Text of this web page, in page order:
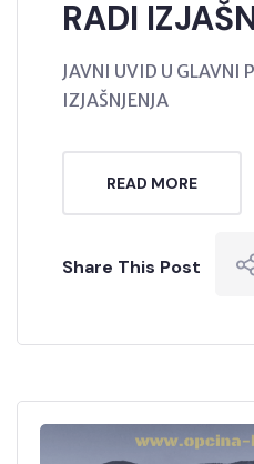
RADI
JAVNI UVID U GLAVNI
IZJAŠNJENJA
READ MORE
Share This Post